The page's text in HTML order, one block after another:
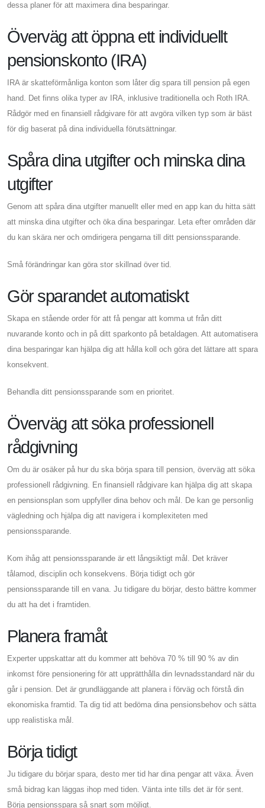
dessa planer för att maximera dina besparingar.
Överväg att öppna ett individuellt
pensionskonto (IRA)
IRA är skatteförmånliga konton som låter dig spara till pension på egen
hand. Det finns olika typer av IRA, inklusive traditionella och Roth IRA.
Rådgör med en finansiell rådgivare för att avgöra vilken typ som är bäst
för dig baserat på dina individuella förutsättningar.
Spåra dina utgifter och minska dina
utgifter
Genom att spåra dina utgifter manuellt eller med en app kan du hitta sätt
att minska dina utgifter och öka dina besparingar. Leta efter områden där
du kan skära ner och omdirigera pengarna till ditt pensionssparande.
Små förändringar kan göra stor skillnad över tid.
Gör sparandet automatiskt
Skapa en stående order för att få pengar att komma ut från ditt
nuvarande konto och in på ditt sparkonto på betaldagen. Att automatisera
dina besparingar kan hjälpa dig att hålla koll och göra det lättare att spara
konsekvent.
Behandla ditt pensionssparande som en prioritet.
Överväg att söka professionell
rådgivning
Om du är osäker på hur du ska börja spara till pension, överväg att söka
professionell rådgivning. En finansiell rådgivare kan hjälpa dig att skapa
en pensionsplan som uppfyller dina behov och mål. De kan ge personlig
vägledning och hjälpa dig att navigera i komplexiteten med
pensionssparande.
Kom ihåg att pensionssparande är ett långsiktigt mål. Det kräver
tålamod, disciplin och konsekvens. Börja tidigt och gör
pensionssparande till en vana. Ju tidigare du börjar, desto bättre kommer
du att ha det i framtiden.
Planera framåt
Experter uppskattar att du kommer att behöva 70 % till 90 % av din
inkomst före pensionering för att upprätthålla din levnadsstandard när du
går i pension. Det är grundläggande att planera i förväg och förstå din
ekonomiska framtid. Ta dig tid att bedöma dina pensionsbehov och sätta
upp realistiska mål.
Börja tidigt
Ju tidigare du börjar spara, desto mer tid har dina pengar att växa. Även
små bidrag kan läggas ihop med tiden. Vänta inte tills det är för sent.
Börja pensionsspara så snart som möjligt.